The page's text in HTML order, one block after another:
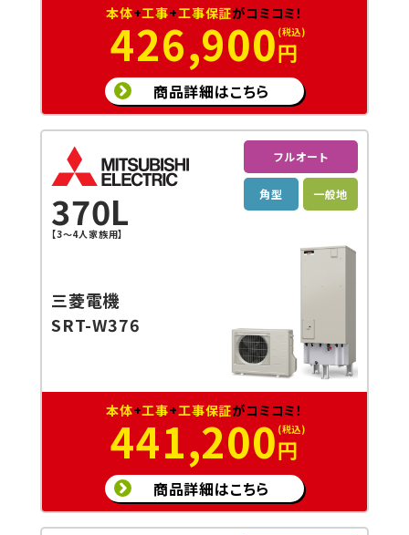
本体+工事+工事保証がコミコミ！
426,900円
商品詳細はこちら
370L
【3～4人家族用】
フルオート
角型 一般地
三菱電機
SRT-W376
本体+工事+工事保証がコミコミ！
441,200円
商品詳細はこちら